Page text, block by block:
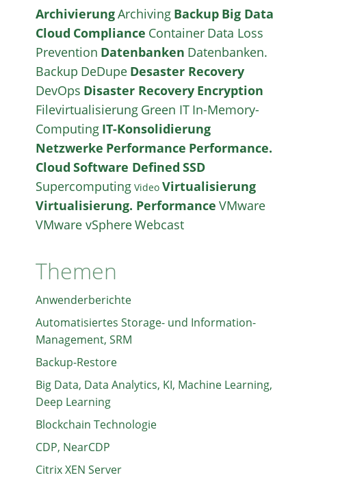
ArchivierungArchiving Backup Big Data
Cloud Compliance Container Data Loss
Prevention Datenbanken Datenbanken.
Backup DeDupe Desaster Recovery
DevOps Disaster Recovery Encryption
Filevirtualisierung Green IT In-Memory-
Computing IT-Konsolidierung
Netzwerke Performance Performance.
Cloud Software Defined SSD
Supercomputing Video Virtualisierung
Virtualisierung. Performance VMware
VMware vSphereWebcast
Themen
Anwenderberichte
Automatisiertes Storage- und Information-
Management, SRM
Backup-Restore
Big Data, Data Analytics, KI, Machine Learning,
Deep Learning
Blockchain Technologie
CDP, NearCDP
Citrix XEN Server